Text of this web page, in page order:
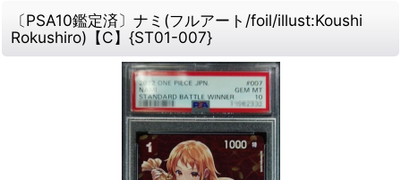
〔PSA10鑑定済〕ナミ(フルアート/foil/illust:Koushi
Rokushiro)【C】{ST01-007}